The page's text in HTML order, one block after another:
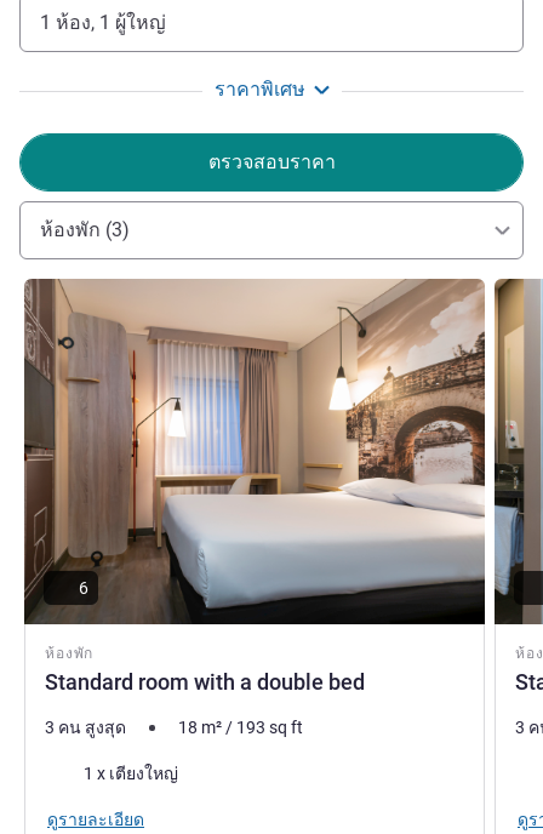
Welcome to the ibis Chia Hotel! our privileged location
tourist areas and shopping centers of the northern
savannah of Bogotá.
Lenin Mars Rico ฝ่ายบริหารโรงแรม
1 ห้อง, 1 ผู้ใหญ่
ราคาพิเศษ
ตรวจสอบราคา
ห้องพัก (3)
ห้องพัก
Standard room with a double bed
ดูรายละเอียด
6
3 คน สูงสุด 18 m²/ 193 sq ft
เครื่องนอน
1 x เตียงใหญ่
ดูรายละเอียด
ห้อ
ดูราย
3
ดูร